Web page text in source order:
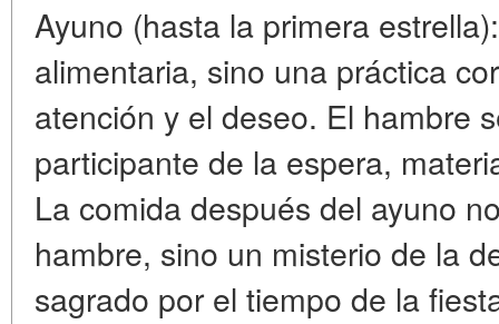
Ayuno (hasta la primera
alimentaria, sino una práctica
atención y el deseo. El hambre
participante de la espera,
La comida después del ayuno
hambre, sino un misterio de la
sagrado por el tiempo de la